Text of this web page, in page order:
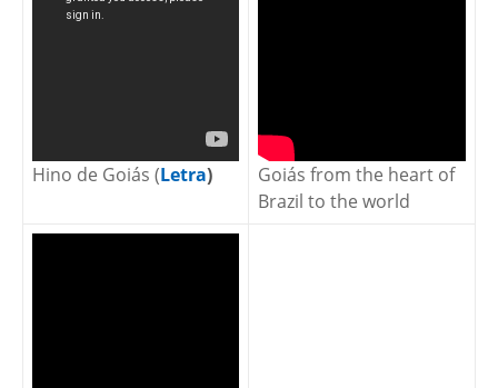
Hino de Goiás (Letra)
Goiás from the heart of
Brazil to the world